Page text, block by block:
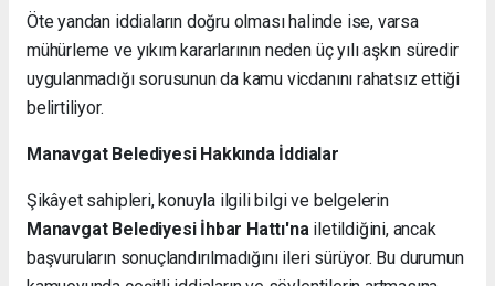
Öte yandan iddiaların doğru olması halinde ise, varsa
mühürleme ve yıkım kararlarının neden üç yılı aşkın süredir
uygulanmadığı sorusunun da kamu vicdanını rahatsız ettiği
belirtiliyor.
Manavgat Belediyesi Hakkında İddialar
Şikâyet sahipleri, konuyla ilgili bilgi ve belgelerin
Manavgat Belediyesi İhbar Hattı'na iletildiğini, ancak
başvuruların sonuçlandırılmadığını ileri sürüyor. Bu durumun